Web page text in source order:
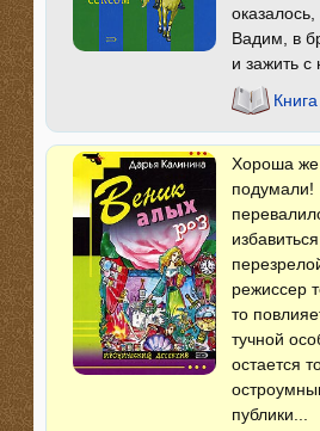
Вадим, в
и зажить с
Хороша же
подумали!
режиссер
то
тучной
остается
публики...